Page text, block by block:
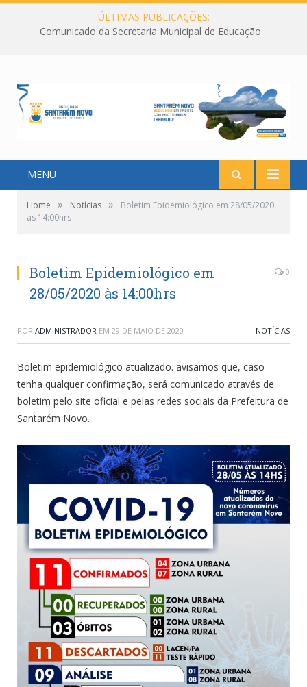
ÚLTIMAS PUBLICAÇÕES:
Comunicado da Secretaria Municipal de Educação
MENU
Home » Notícias »
Boletim Epidemiológico em 28/05/2020
às 14:00hrs
Boletim Epidemiológico em
28/05/2020 às 14:00hrs
0
POR ADMINISTRADOR EM 29 DE MAIO DE 2020 NOTÍCIAS
Boletim epidemiológico atualizado. avisamos que, caso
tenha qualquer confirmação, será comunicado através de
boletim pelo site oficial e pelas redes sociais da Prefeitura de
Santarém Novo.